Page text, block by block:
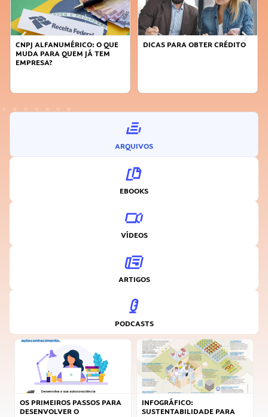
DICAS PARA OBTER CRÉDITO
FAÇA A DIFERENÇA: SEJA
ARQUIVOS
EBOOKS
VÍDEOS
ARTIGOS
PODCASTS
OS PRIMEIROS PASSOS PARA
DESENVOLVER O
INFOGRÁFICO:
SUSTENTABILIDADE PARA